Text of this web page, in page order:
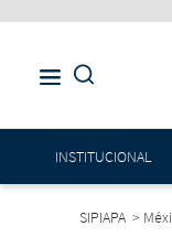
INSTITUCIONAL
SIPIAPA >